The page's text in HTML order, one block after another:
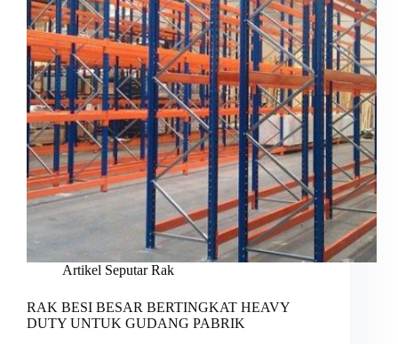
Artikel Seputar Rak
RAK BESI BESAR BERTINGKAT HEAVY
DUTY UNTUK GUDANG PABRIK